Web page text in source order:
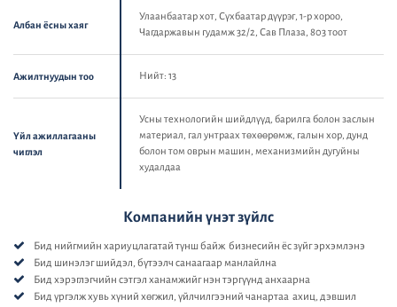
Албан ёсны хаяг
Улаанбаатар хот, Сүхбаатар дүүрэг, 1-р хороо,
Чагдаржавын гудамж 32/2, Сав Плаза, 803 тоот
Ажилтнуудын тоо Нийт: 13
Үйл ажиллагааны
чиглэл
Усны технологийн шийдлүүд, барилга болон заслын
материал, гал унтраах төхөөрөмж, галын хор, дунд
болон том оврын машин, механизмийн дугуйны
худалдаа
Компанийн үнэт зүйлс
Бид нийгмийн хариуцлагатай түнш байж бизнесийн ёс зүйг эрхэмлэнэ
Бид шинэлэг шийдэл, бүтээлч санаагаар манлайлна
Бид хэрэглэгчийн сэтгэл ханамжийг нэн тэргүүнд анхаарна
Бид үргэлж хувь хүний хөгжил, үйлчилгээний чанартаа ахиц, дэвшил